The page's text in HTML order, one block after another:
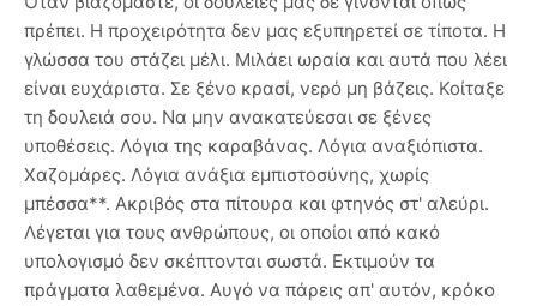
πρέπει. Η προχειρότητα δεν μας εξυπηρετεί σε τίποτα. Η
γλώσσα του στάζει μέλι. Μιλάει ωραία και αυτά που λέει
είναι ευχάριστα. Σε ξένο κρασί, νερό μη βάζεις. Κοίταξε
τη δουλειά σου. Να μην ανακατεύεσαι σε ξένες
υποθέσεις. Λόγια της καραβάνας. Λόγια αναξιόπιστα.
Χαζομάρες. Λόγια ανάξια εμπιστοσύνης, χωρίς
μπέσσα**. Ακριβός στα πίτουρα και φτηνός στ' αλεύρι.
Λέγεται για τους ανθρώπους, οι οποίοι από κακό
υπολογισμό δεν σκέπτονται σωστά. Εκτιμούν τα
πράγματα λαθεμένα. Αυγό να πάρεις απ' αυτόν, κρόκο